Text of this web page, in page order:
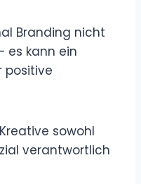
Branding nicht
es kann ein
positive
sowohl
verantwortlich